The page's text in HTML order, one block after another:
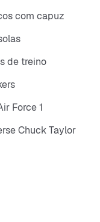
com capuz
de treino
Force 1
Chuck Taylor